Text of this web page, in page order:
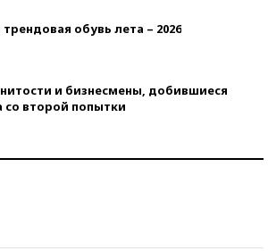
обувь лета – 2026
и бизнесмены, добившиеся
со второй попытки